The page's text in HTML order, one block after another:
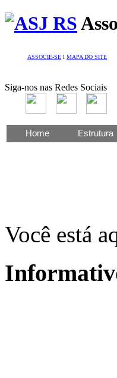
ASSOCIE-SE l MAPA DO SITE
Siga-nos nas Redes Sociais
Home Estrutura
Você está